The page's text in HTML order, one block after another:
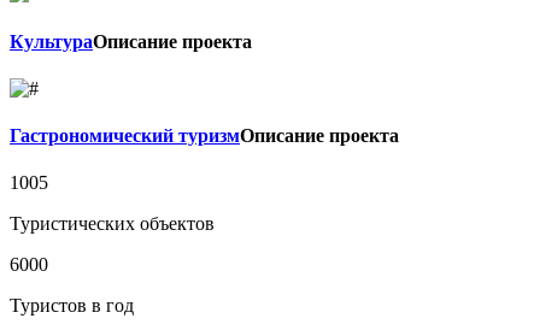
КультураОписание проекта
Гастрономический туризмОписание проекта
1005
Туристических объектов
6000
Туристов в год